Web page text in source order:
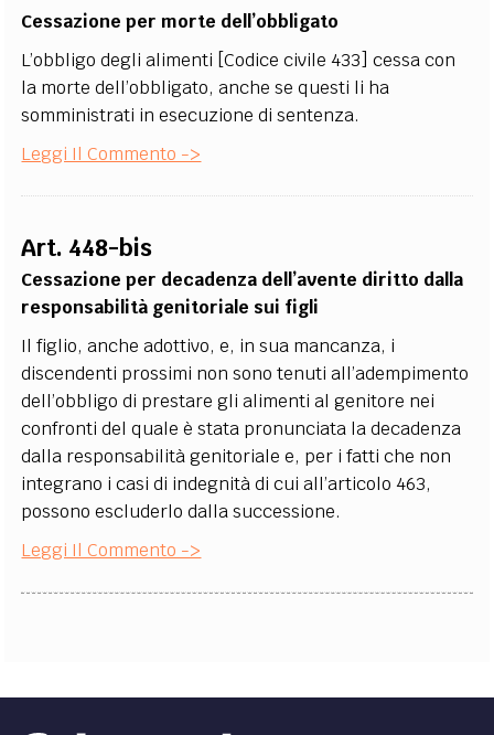
Cessazione per morte dell’obbligato
L’obbligo degli alimenti [Codice civile 433] cessa con
la morte dell’obbligato, anche se questi li ha
somministrati in esecuzione di sentenza.
Leggi Il Commento ->
Art. 448-bis
Cessazione per decadenza dell’avente diritto dalla
responsabilità genitoriale sui figli
Il figlio, anche adottivo, e, in sua mancanza, i
discendenti prossimi non sono tenuti all’adempimento
dell’obbligo di prestare gli alimenti al genitore nei
confronti del quale è stata pronunciata la decadenza
dalla responsabilità genitoriale e, per i fatti che non
integrano i casi di indegnità di cui all’articolo 463,
possono escluderlo dalla successione.
Leggi Il Commento ->